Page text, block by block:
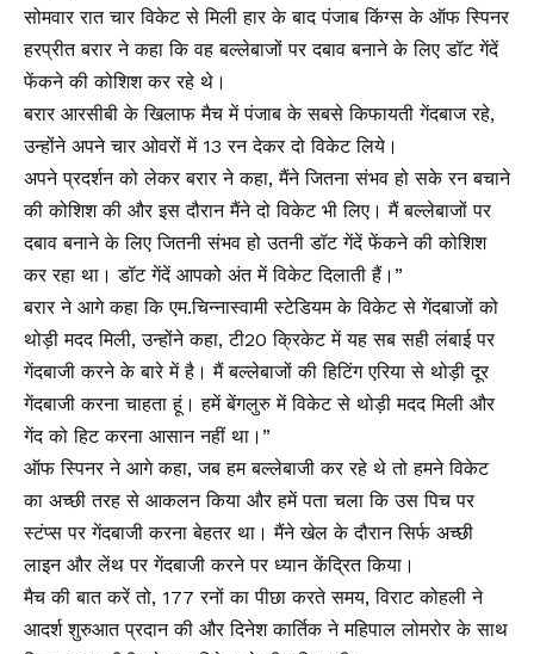
सोमवार रात चार विकेट से मिली हार के बाद पंजाब किंग्स के ऑफ स्पिनर
हरप्रीत बरार ने कहा कि वह बल्लेबाजों पर दबाव बनाने के लिए डॉट गेंदें
फेंकने की कोशिश कर रहे थे।
बरार आरसीबी के खिलाफ मैच में पंजाब के सबसे किफायती गेंदबाज रहे,
उन्होंने अपने चार ओवरों में 13 रन देकर दो विकेट लिये।
अपने प्रदर्शन को लेकर बरार ने कहा, मैंने जितना संभव हो सके रन बचाने
की कोशिश की और इस दौरान मैंने दो विकेट भी लिए। मैं बल्लेबाजों पर
दबाव बनाने के लिए जितनी संभव हो उतनी डॉट गेंदें फेंकने की कोशिश
कर रहा था। डॉट गेंदें आपको अंत में विकेट दिलाती हैं।”
बरार ने आगे कहा कि एम.चिन्नास्वामी स्टेडियम के विकेट से गेंदबाजों को
थोड़ी मदद मिली, उन्होंने कहा, टी20 क्रिकेट में यह सब सही लंबाई पर
गेंदबाजी करने के बारे में है। मैं बल्लेबाजों की हिटिंग एरिया से थोड़ी दूर
गेंदबाजी करना चाहता हूं। हमें बेंगलुरु में विकेट से थोड़ी मदद मिली और
गेंद को हिट करना आसान नहीं था।”
ऑफ स्पिनर ने आगे कहा, जब हम बल्लेबाजी कर रहे थे तो हमने विकेट
का अच्छी तरह से आकलन किया और हमें पता चला कि उस पिच पर
स्टंप्स पर गेंदबाजी करना बेहतर था। मैंने खेल के दौरान सिर्फ अच्छी
लाइन और लेंथ पर गेंदबाजी करने पर ध्यान केंद्रित किया।
मैच की बात करें तो, 177 रनों का पीछा करते समय, विराट कोहली ने
आदर्श शुरुआत प्रदान की और दिनेश कार्तिक ने महिपाल लोमरोर के साथ